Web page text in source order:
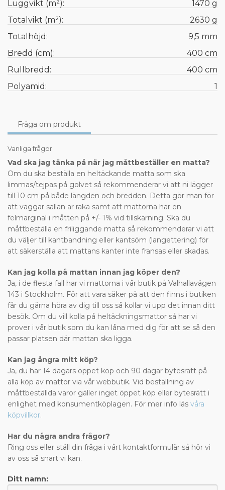
Luggvikt (m²):
1470 g
Totalvikt (m²):
2630 g
Totalhöjd:
9,5 mm
Bredd (cm):
400 cm
Rullbredd:
400 cm
Polyamid:
1
Fråga om produkt
Vanliga frågor
Vad ska jag tänka på när jag måttbeställer en matta?
Om du ska beställa en heltäckande matta som ska
limmas/tejpas på golvet så rekommenderar vi att ni lägger
till 10 cm på både längden och bredden. Detta gör man för
att väggar sällan är raka samt att mattorna har en
felmarginal i måtten på +/- 1% vid tillskärning. Ska du
måttbeställa en friliggande matta så rekommenderar vi att
du väljer till kantbandning eller kantsöm (langettering) för
att säkerställa att mattans kanter inte fransas eller skadas.
Kan jag kolla på mattan innan jag köper den?
Ja, i de flesta fall har vi mattorna i vår butik på Valhallavägen
143 i Stockholm. För att vara säker på att den finns i butiken
får du gärna höra av dig till oss så kollar vi upp det innan ditt
besök. Om du vill kolla på heltäckningsmattor så har vi
prover i vår butik som du kan låna med dig för att se så den
passar platsen där mattan ska ligga.
Kan jag ångra mitt köp?
Ja, du har 14 dagars öppet köp och 90 dagar bytesrätt på
alla köp av mattor via vår webbutik. Vid beställning av
måttbeställda varor gäller inget öppet köp eller bytesrätt i
enlighet med konsumentköplagen. För mer info läs våra
köpvillkor.
Har du några andra frågor?
Ring oss eller ställ din fråga i vårt kontaktformulär så hör vi
av oss så snart vi kan.
Ditt namn: